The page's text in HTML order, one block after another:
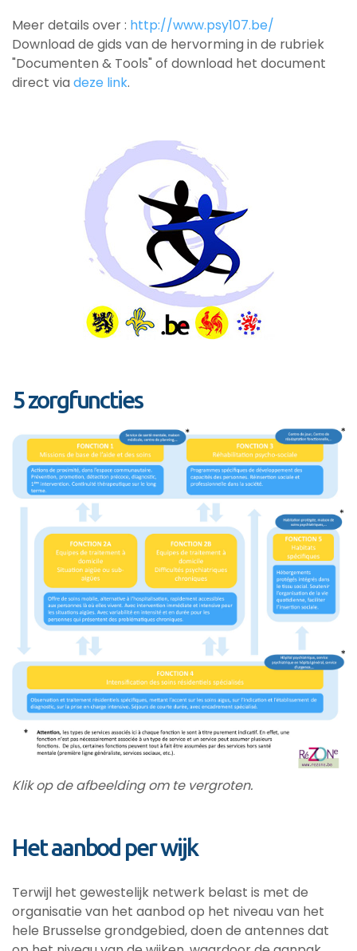
Meer details over : http://www.psy107.be/
Download de gids van de hervorming in de rubriek
"Documenten & Tools" of download het document
direct via deze link.
5 zorgfuncties
Klik op de afbeelding om te vergroten.
Het aanbod per wijk
Terwijl het gewestelijk netwerk belast is met de
organisatie van het aanbod op het niveau van het
hele Brusselse grondgebied, doen de antennes dat